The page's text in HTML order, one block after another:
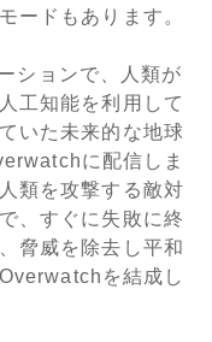
ードもあります。
ションで、人類が
工知能を利用して
いた未来的な地球
に配信しま
類を攻撃する敵対
、すぐに失敗に終
脅威を除去し平和
Overwatch を結成し